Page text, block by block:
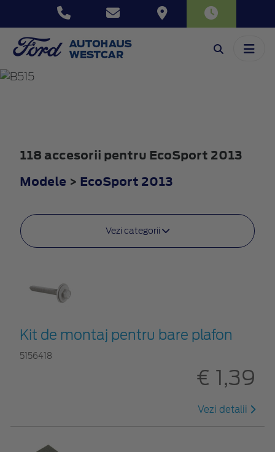
ECOSPORT
118 accesorii pentru EcoSport 2013
Modele > EcoSport 2013
Vezi categorii
Kit de montaj pentru bare plafon
5156418
€ 1,39
Vezi detalii